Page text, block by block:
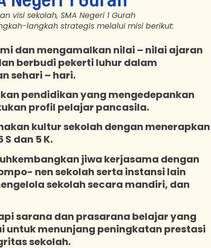
visi sekolah, SMA Negeri 1 Gurah
langkah strategis melalui misi berikut:
dan mengamalkan nilai – nilai ajaran
berbudi pekerti luhur dalam
sehari – hari.
pendidikan yang mengedepankan
profil pelajar pancasila.
kultur sekolah dengan menerapkan
dan 5 K.
jiwa kerjasama dengan
nen sekolah serta instansi lain
sekolah secara mandiri, dan
sarana dan prasarana belajar yang
untuk menunjang peningkatan prestasi
sekolah.